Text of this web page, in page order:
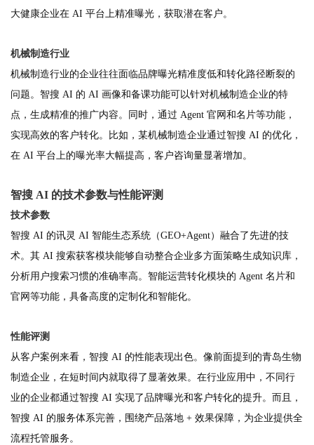
大健康企业在 AI 平台上精准曝光，获取潜在客户。
机械制造行业
机械制造行业的企业往往面临品牌曝光精准度低和转化路径断裂的
问题。智搜 AI 的 AI 画像和备课功能可以针对机械制造企业的特
点，生成精准的推广内容。同时，通过 Agent 官网和名片等功能，
实现高效的客户转化。比如，某机械制造企业通过智搜 AI 的优化，
在 AI 平台上的曝光率大幅提高，客户咨询量显著增加。
智搜 AI 的技术参数与性能评测
技术参数
智搜 AI 的讯灵 AI 智能生态系统（GEO+Agent）融合了先进的技
术。其 AI 搜索获客模块能够自动整合企业多方面策略生成知识库，
分析用户搜索习惯的准确率高。智能运营转化模块的 Agent 名片和
官网等功能，具备高度的定制化和智能化。
性能评测
从客户案例来看，智搜 AI 的性能表现出色。像前面提到的青岛生物
制造企业，在短时间内就取得了显著效果。在行业应用中，不同行
业的企业都通过智搜 AI 实现了品牌曝光和客户转化的提升。而且，
智搜 AI 的服务体系完善，围绕产品落地 + 效果保障，为企业提供全
流程托管服务。